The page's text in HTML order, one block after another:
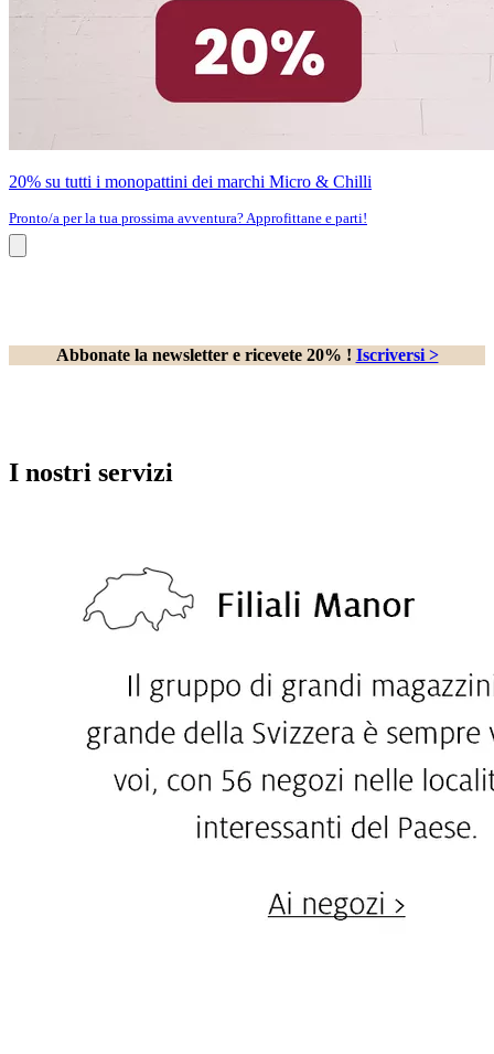
20% su tutti i monopattini dei marchi Micro & Chilli
Pronto/a per la tua prossima avventura? Approfittane e parti!
Abbonate la newsletter e ricevete 20% ! Iscriversi >
I nostri servizi